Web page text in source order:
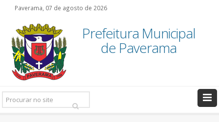
Paverama, 07 de agosto de 2026
Prefeitura Municipal
de Paverama
Pesquisar: